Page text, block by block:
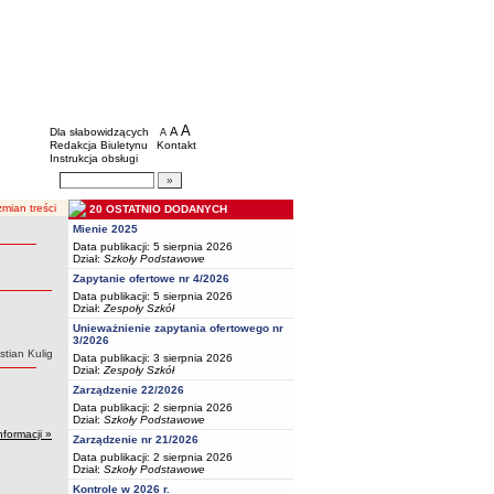
BIP - Oświata Częstochowa
Menu dodatkowe
Dla słabowidzących A pomniejsz czcionkę
A standardowy rozmiar czcionki
A
Redakcja Biuletynu
Kontakt
Instrukcja obsługi
Wyszukiwarka artykułów
treści
Kulig
»
20 OSTATNIO DODANYCH
Mienie 2025
Data publikacji: 5 sierpnia 2026
Dział: Szkoły Podstawowe
Zapytanie ofertowe nr 4/2026
Data publikacji: 5 sierpnia 2026
Dział: Zespoły Szkół
Unieważnienie zapytania ofertowego nr
3/2026
Data publikacji: 3 sierpnia 2026
Dział: Zespoły Szkół
Zarządzenie 22/2026
Data publikacji: 2 sierpnia 2026
Dział: Szkoły Podstawowe
Zarządzenie nr 21/2026
Data publikacji: 2 sierpnia 2026
Dział: Szkoły Podstawowe
Kontrole w 2026 r.